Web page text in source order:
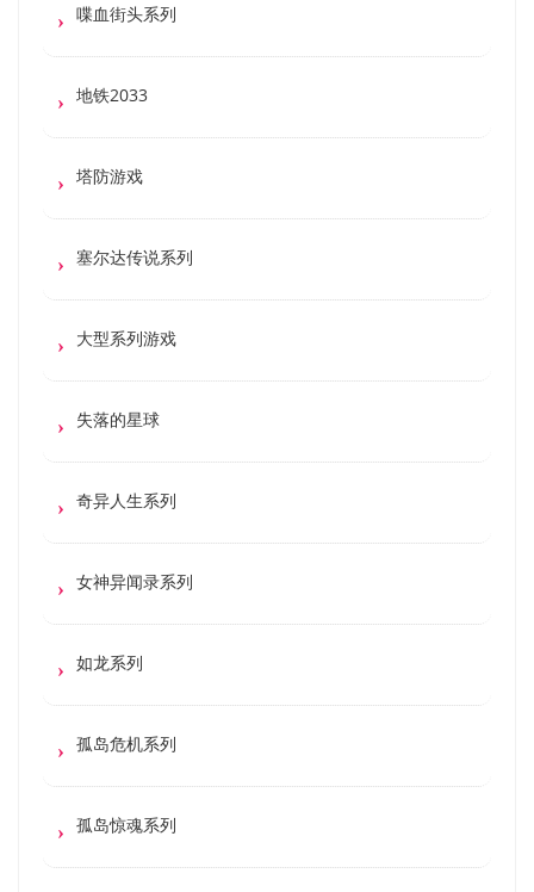
喋血街头系列
地铁2033
塔防游戏
塞尔达传说系列
大型系列游戏
失落的星球
奇异人生系列
女神异闻录系列
如龙系列
孤岛危机系列
孤岛惊魂系列